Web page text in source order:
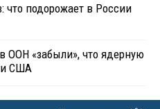
что подорожает в России
ООН «забыли», что ядерную
США